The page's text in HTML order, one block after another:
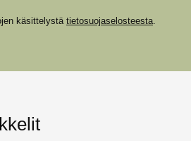
käsittelystä tietosuojaselosteesta